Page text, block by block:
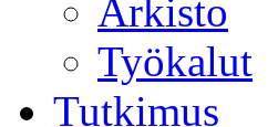
Arkisto
Työkalut
Tutkimus